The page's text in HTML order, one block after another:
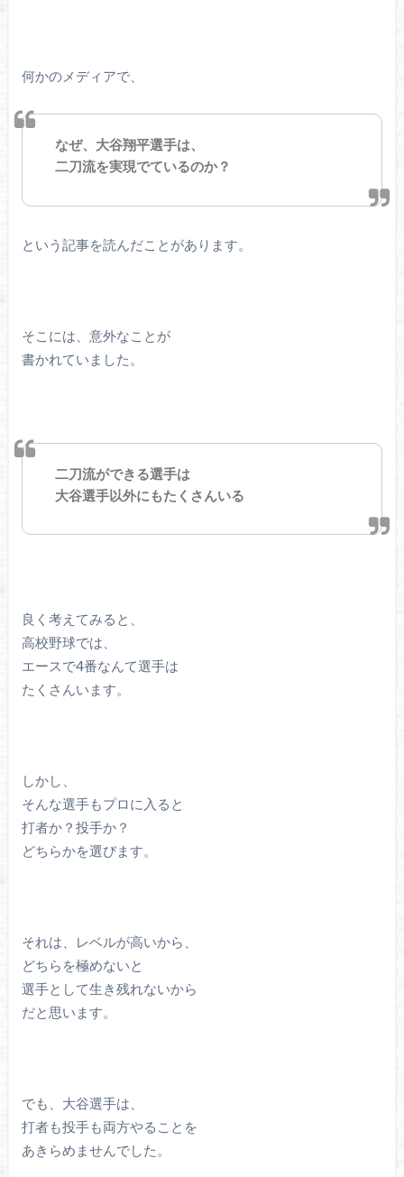
何かのメディアで、
なぜ、大谷翔平選手は、
二刀流を実現でているのか？
という記事を読んだことがあります。
そこには、意外なことが
書かれていました。
二刀流ができる選手は
大谷選手以外にもたくさんいる
良く考えてみると、
高校野球では、
エースで4番なんて選手は
たくさんいます。
しかし、
そんな選手もプロに入ると
打者か？投手か？
どちらかを選びます。
それは、レベルが高いから、
どちらを極めないと
選手として生き残れないから
だと思います。
でも、大谷選手は、
打者も投手も両方やることを
あきらめませんでした。